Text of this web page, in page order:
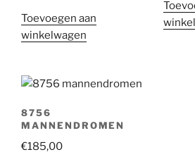
Toevoegen aan
winkelwagen
8756
MANNENDROMEN
€185,00